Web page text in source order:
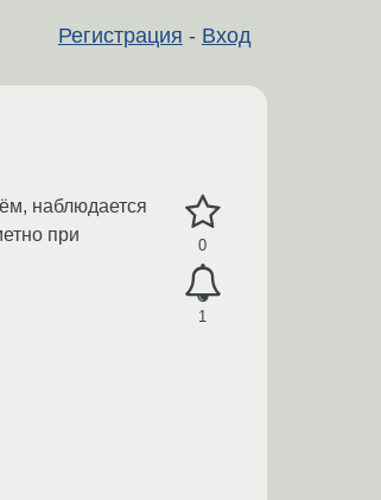
Регистрация - Вход
0
1
наблюдается
при